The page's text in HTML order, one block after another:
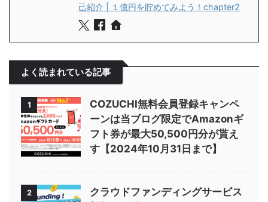
己紹介 | １億円を貯めてみよう！chapter2
よく読まれている記事
1
COZUCHI無料会員登録キャンペ
ーンは当ブログ限定でAmazonギ
フト券が最大50,500円分が貰え
す【2024年10月31日まで】
2
クラウドファンディングサービス